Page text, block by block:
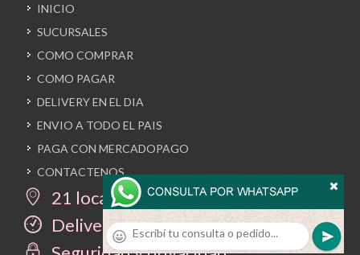
INICIO
SUCURSALES
COMO COMPRAR
COMO PAGAR
DELIVERY EN EL DIA
ENVIO A TODO EL PAIS
PAGA CON MERCADOPAGO
CONTACTENOS
21 locales propios
Delivery en el día